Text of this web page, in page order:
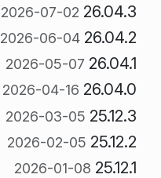
26.04.3
2026-07-02
26.04.2
2026-06-04
26.04.1
2026-05-07
26.04.0
2026-04-16
25.12.3
2026-03-05
25.12.2
2026-02-05
25.12.1
2026-01-08